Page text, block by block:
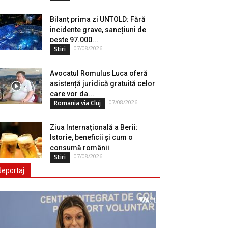
Bilanț prima zi UNTOLD: Fără
incidente grave, sancțiuni de
peste 97.000...
Stiri 07/08/2026
Avocatul Romulus Luca oferă
asistență juridică gratuită celor
care vor da...
Romania via Cluj 07/08/2026
Ziua Internațională a Berii:
Istorie, beneficii și cum o
consumă românii
Stiri 07/08/2026